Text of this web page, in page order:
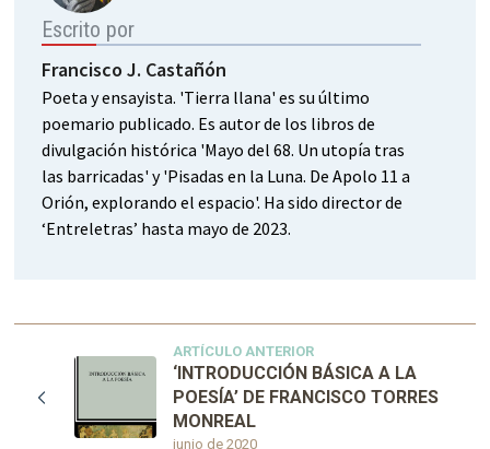
Escrito por
Francisco J. Castañón
Poeta y ensayista. 'Tierra llana' es su último
poemario publicado. Es autor de los libros de
divulgación histórica 'Mayo del 68. Un utopía tras
las barricadas' y 'Pisadas en la Luna. De Apolo 11 a
Orión, explorando el espacio'. Ha sido director de
‘Entreletras’ hasta mayo de 2023.
ARTÍCULO ANTERIOR
junio de 2020
‘INTRODUCCIÓN BÁSICA A LA
POESÍA’ DE FRANCISCO TORRES
MONREAL